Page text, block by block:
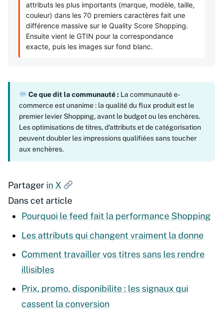
attributs les plus importants (marque, modèle, taille,
couleur) dans les 70 premiers caractères fait une
différence massive sur le Quality Score Shopping.
Ensuite vient le GTIN pour la correspondance
exacte, puis les images sur fond blanc.
Ce que dit la communauté : La communauté e-
commerce est unanime : la qualité du flux produit est le
premier levier Shopping, avant le budget ou les enchères.
Les optimisations de titres, d'attributs et de catégorisation
peuvent doubler les impressions qualifiées sans toucher
aux enchères.
Partager in X
Dans cet article
Pourquoi le feed fait la performance Shopping
Les attributs qui changent vraiment la donne
Comment travailler vos titres sans les rendre
illisibles
Prix, promo, disponibilite : les signaux qui
cassent la conversion